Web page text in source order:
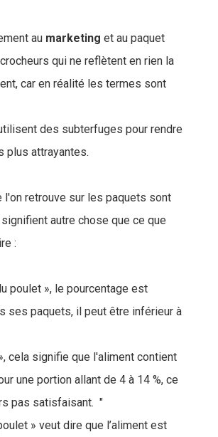
au marketing et au paquet
qui ne reflètent en rien la
car en réalité les termes sont
des subterfuges pour rendre
plus attrayantes.
l'on retrouve sur les paquets sont
autre chose que ce que
:
poulet », le pourcentage est
ses paquets, il peut être inférieur à
cela signifie que l'aliment contient
une portion allant de 4 à 14 %, ce
pas satisfaisant. "
» veut dire que l’aliment est